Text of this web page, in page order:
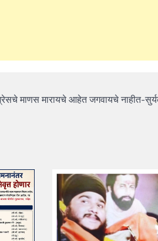
माणस मारायचे आहेत जगवायचे नाहीत-